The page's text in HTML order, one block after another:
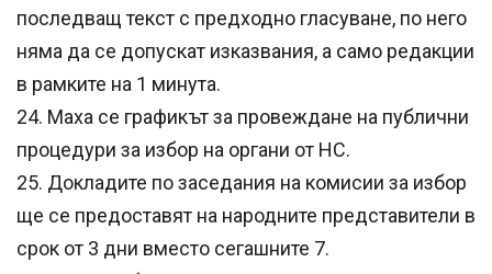
последващ текст с предходно гласуване, по него
няма да се допускат изказвания, а само редакции
в рамките на 1 минута.
24. Маха се графикът за провеждане на публични
процедури за избор на органи от НС.
25. Докладите по заседания на комисии за избор
ще се предоставят на народните представители в
срок от 3 дни вместо сегашните 7.